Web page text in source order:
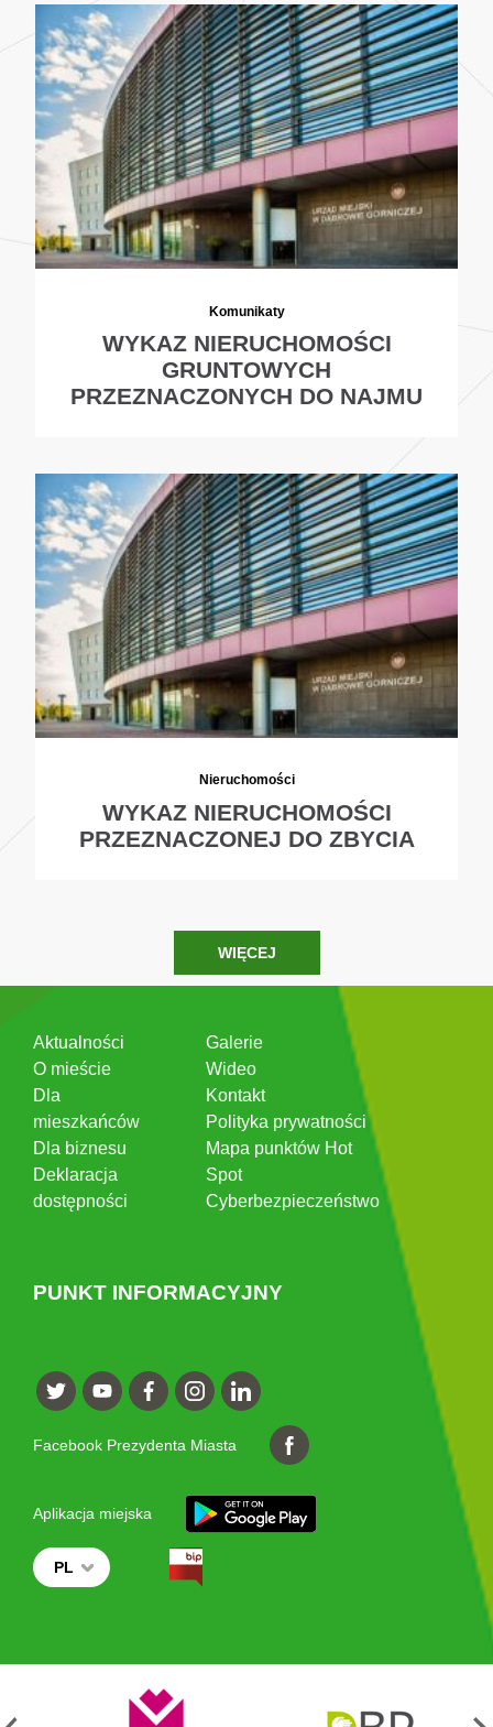
Komunikaty
WYKAZ NIERUCHOMOŚCI
GRUNTOWYCH
PRZEZNACZONYCH DO NAJMU
Nieruchomości
WYKAZ NIERUCHOMOŚCI
PRZEZNACZONEJ DO ZBYCIA
WIĘCEJ
Aktualności
O mieście
Dla
mieszkańców
Dla biznesu
Deklaracja
dostępności
Galerie
Wideo
Kontakt
Polityka prywatności
Mapa punktów Hot
Spot
Cyberbezpieczeństwo
PUNKT INFORMACYJNY
Facebook Prezydenta Miasta
Aplikacja miejska
PL